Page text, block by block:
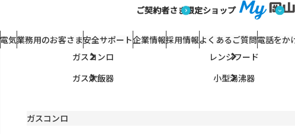
ご契約者さま限定ショップ
電気業務用のお客さま安全サポート企業情報採用情報よくあるご質問電話をか
ガスコンロ レンジフード
ガス炊飯器
小型湯沸器
ガスコンロ